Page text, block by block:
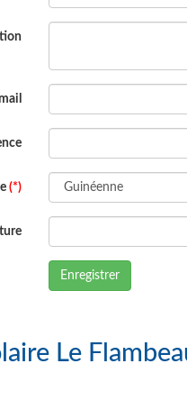
(*)
Enregistrer
Liste des Elèves : Groupe